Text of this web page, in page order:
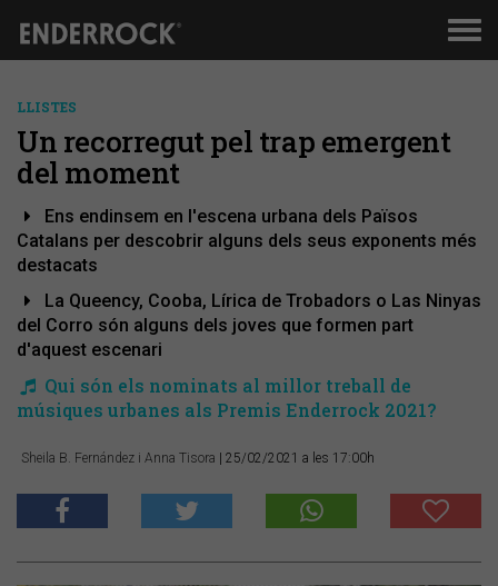
LLISTES
Un recorregut pel trap emergent
del moment
Ens endinsem en l'escena urbana dels Països
Catalans per descobrir alguns dels seus exponents més
destacats
La Queency, Cooba, Lírica de Trobadors o Las Ninyas
del Corro són alguns dels joves que formen part
d'aquest escenari
Qui són els nominats al millor treball de
músiques urbanes als Premis Enderrock 2021?
Sheila B. Fernández i Anna Tisora | 25/02/2021 a les 17:00h